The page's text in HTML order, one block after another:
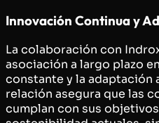
Innovación Continua y
La colaboración con
asociación a largo plazo
constante y la adaptación
relación asegura que las
cumplan con sus